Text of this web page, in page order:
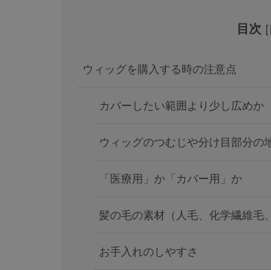
目次 [
ウィッグを購入する時の注意点
カバーしたい範囲より少し広めか
ウィッグのつむじや分け目部分の
「医療用」か「カバー用」か
髪の毛の素材（人毛、化学繊維毛
お手入れのしやすさ